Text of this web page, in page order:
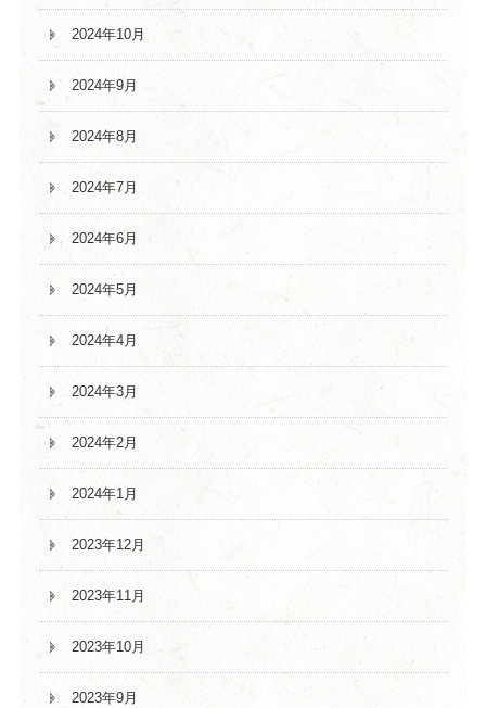
2024年10月
2024年9月
2024年8月
2024年7月
2024年6月
2024年5月
2024年4月
2024年3月
2024年2月
2024年1月
2023年12月
2023年11月
2023年10月
2023年9月